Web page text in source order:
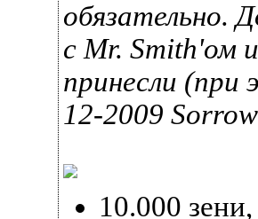
обязательно.
с Mr. Smith'ом
принесли (при
12-2009
10.000